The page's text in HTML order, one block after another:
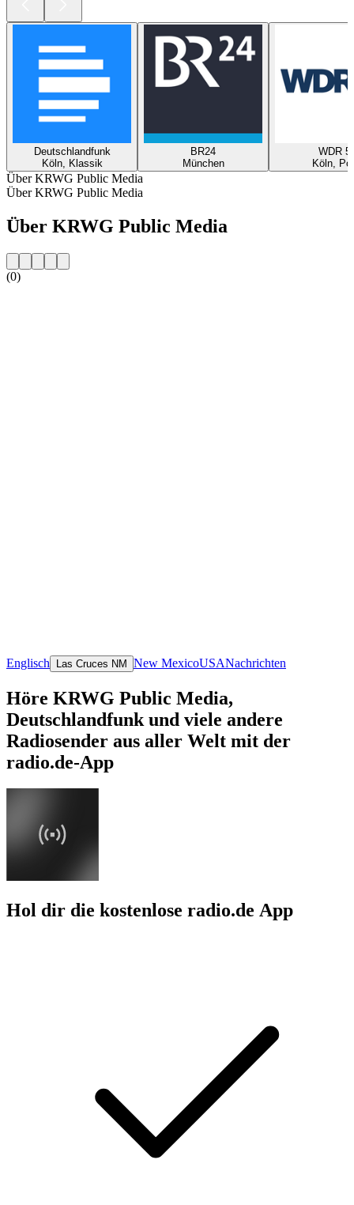
Deutschlandfunk
Köln, Klassik
BR24
München
WDR 5
Köln,
Über KRWG Public Media
Über KRWG Public Media
Über KRWG Public Media
(0)
Englisch Las Cruces NM New MexicoUSANachrichten
Höre KRWG Public Media,
Deutschlandfunk und viele andere
Radiosender aus aller Welt mit der
radio.de-App
Hol dir die kostenlose radio.de App